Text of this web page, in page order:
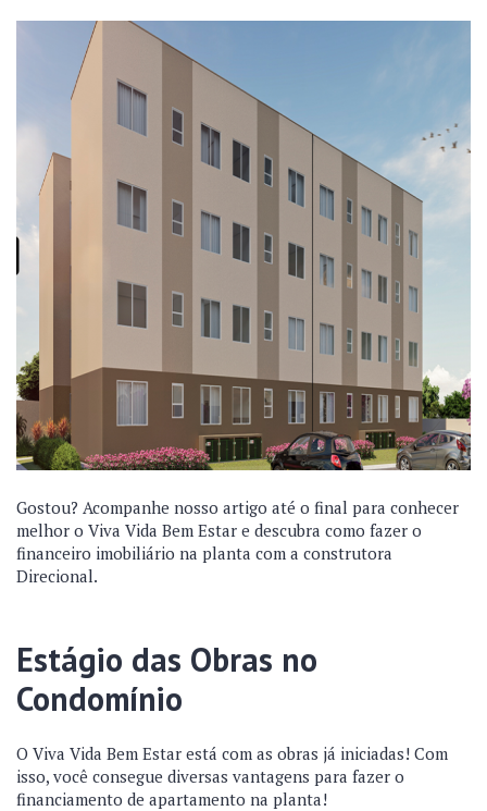
Gostou? Acompanhe nosso artigo até o final para conhecer
melhor o Viva Vida Bem Estar e descubra como fazer o
financeiro imobiliário na planta com a construtora
Direcional.
Estágio das Obras no
Condomínio
O Viva Vida Bem Estar está com as obras já iniciadas! Com
isso, você consegue diversas vantagens para fazer o
financiamento de apartamento na planta!